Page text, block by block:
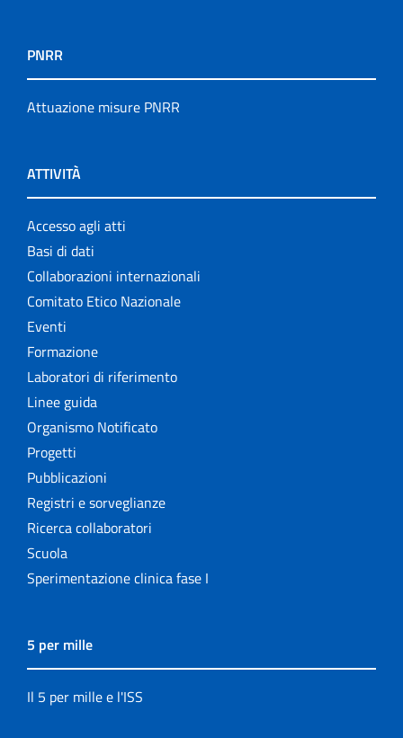
PNRR
Attuazione misure PNRR
ATTIVITÀ
Accesso agli atti
Basi di dati
Collaborazioni internazionali
Comitato Etico Nazionale
Eventi
Formazione
Laboratori di riferimento
Linee guida
Organismo Notificato
Progetti
Pubblicazioni
Registri e sorveglianze
Ricerca collaboratori
Scuola
Sperimentazione clinica fase I
5 per mille
Il 5 per mille e l'ISS